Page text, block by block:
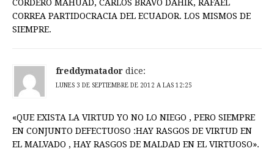
CORDERO MAHUAD, CARLOS BRAVO DAHIK, RAFAEL
CORREA PARTIDOCRACIA DEL ECUADOR. LOS MISMOS DE
SIEMPRE.
freddymatador dice:
LUNES 3 DE SEPTIEMBRE DE 2012 A LAS 12:25
«QUE EXISTA LA VIRTUD YO NO LO NIEGO , PERO SIEMPRE
EN CONJUNTO DEFECTUOSO :HAY RASGOS DE VIRTUD EN
EL MALVADO , HAY RASGOS DE MALDAD EN EL VIRTUOSO».